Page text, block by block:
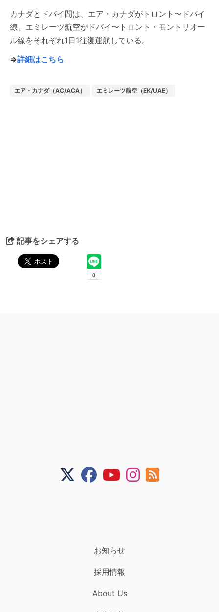
カナダとドバイ間は、エア・カナダがトロント〜ドバイ
線、エミレーツ航空がドバイ〜トロント・モントリオー
ル線をそれぞれ1日1往復運航している。
⇒詳細はこちら
エア・カナダ（AC/ACA） エミレーツ航空（EK/UAE）
記事をシェアする
お知らせ
採用情報
About Us